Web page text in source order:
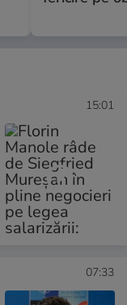
15:01
07:33